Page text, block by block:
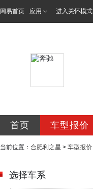
网易首页 应用 进入关怀模式
首页 车型报价
当前位置： 合肥利之星 > 车型报价
选择车系